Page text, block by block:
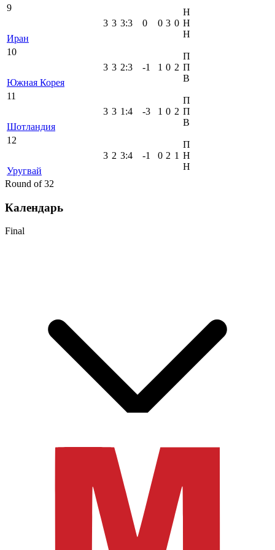
9
Иран
3 3 3:3 0 0 3 0
Н
Н
Н
10
Южная Корея
3 3 2:3 -1 1 0 2
П
П
В
11
Шотландия
3 3 1 :4 -3 1 0 2
П
П
В
12
Уругвай
3 2 3:4 -1 0 2 1
П
Н
Н
Round of 32
Календарь
Final